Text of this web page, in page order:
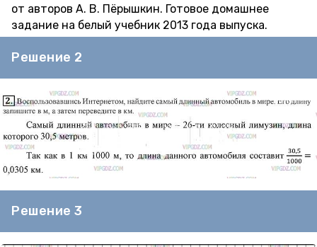
от авторов А. В. Пёрышкин. Готовое домашнее
задание на белый учебник 2013 года выпуска.
Решение 2
Решение 3